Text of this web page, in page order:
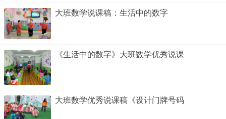
大班数学说课稿：生活中的数字
《生活中的数字》大班数学优秀说课
大班数学优秀说课稿《设计门牌号码